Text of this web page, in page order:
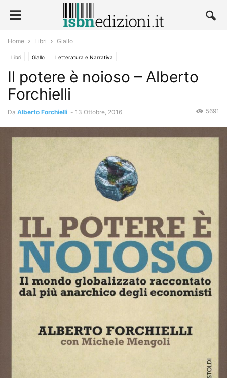
Home Libri Giallo
Libri Giallo Letteratura e Narrativa
Il potere è noioso – Alberto
Forchielli
Da Alberto Forchielli - 13 Ottobre, 2016 5691